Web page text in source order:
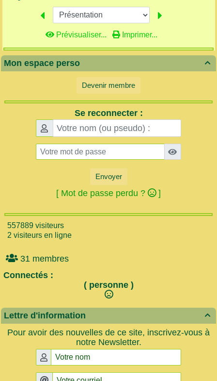
Prévisualiser... Imprimer...

Mon espace perso
Devenir membre
Se reconnecter :
Envoyer
[ Mot de passe perdu ? ]
557889 visiteurs
2 visiteurs en ligne
31 membres
Connectés :
( personne )

Lettre d'information
Pour avoir des nouvelles de ce site, inscrivez-vous à
notre Newsletter.